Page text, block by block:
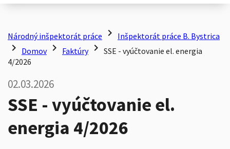
Národný inšpektorát práce chevron_right Inšpektorát práce B. Bystrica
chevron_right Domov chevron_right Faktúry chevron_right SSE - vyúčtovanie el. energia
4/2026
02.03.2026
SSE - vyúčtovanie el.
energia 4/2026